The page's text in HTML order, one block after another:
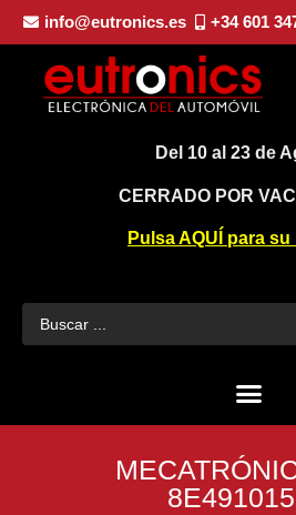
info@eutronics.es +34 601
Del 10 al 23 de
CERRADO POR
Pulsa AQUÍ para